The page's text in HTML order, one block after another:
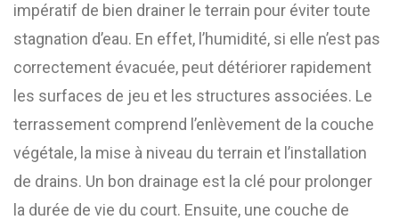
impératif de bien drainer le terrain pour éviter toute
stagnation d’eau. En effet, l’humidité, si elle n’est pas
correctement évacuée, peut détériorer rapidement
les surfaces de jeu et les structures associées. Le
terrassement comprend l’enlèvement de la couche
végétale, la mise à niveau du terrain et l’installation
de drains. Un bon drainage est la clé pour prolonger
la durée de vie du court. Ensuite, une couche de